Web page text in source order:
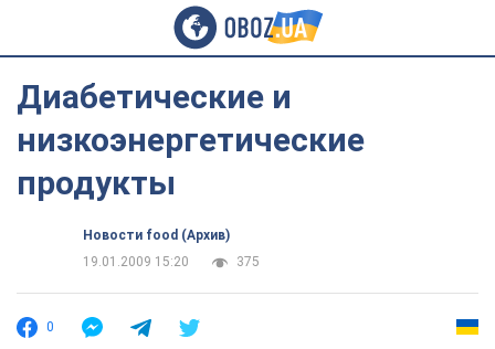
Диабетические и
низкоэнергетические
продукты
Новости food (Архив)
19.01.2009 15:20
375
0